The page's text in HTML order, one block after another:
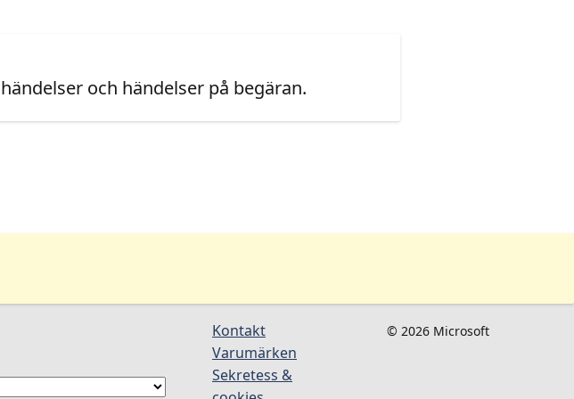
och händelser på begäran.
Kontakt
Varumärken
Sekretess &
© 2026 Microsoft